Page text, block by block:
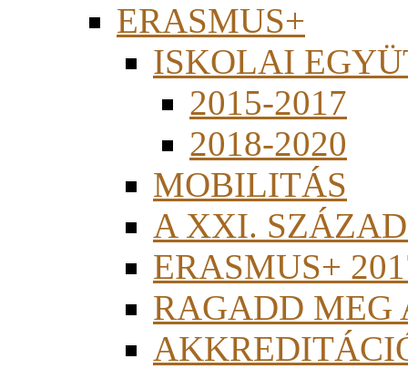
ERASMUS+
ISKOLAI
2015-2017
2018-2020
MOBILITÁS
A XXI.
ERASMUS+
RAGADD MEG